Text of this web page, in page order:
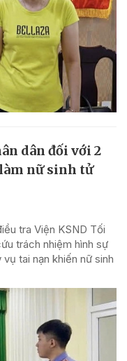
dân đối với 2
nữ sinh tử
tra Viện KSND Tối
trách nhiệm hình sự
tai nạn khiến nữ sinh